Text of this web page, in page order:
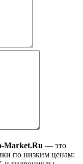
Market.Ru — это
по низким ценам: